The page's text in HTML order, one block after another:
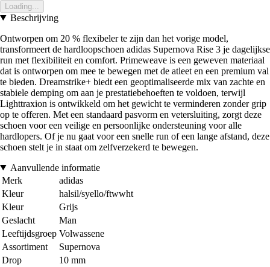
Loading...
Beschrijving
Ontworpen om 20 % flexibeler te zijn dan het vorige model,
transformeert de hardloopschoen adidas Supernova Rise 3 je dagelijkse
run met flexibiliteit en comfort. Primeweave is een geweven materiaal
dat is ontworpen om mee te bewegen met de atleet en een premium val
te bieden. Dreamstrike+ biedt een geoptimaliseerde mix van zachte en
stabiele demping om aan je prestatiebehoeften te voldoen, terwijl
Lighttraxion is ontwikkeld om het gewicht te verminderen zonder grip
op te offeren. Met een standaard pasvorm en vetersluiting, zorgt deze
schoen voor een veilige en persoonlijke ondersteuning voor alle
hardlopers. Of je nu gaat voor een snelle run of een lange afstand, deze
schoen stelt je in staat om zelfverzekerd te bewegen.
Aanvullende informatie
Merk
adidas
Kleur
halsil/syello/ftwwht
Kleur
Grijs
Geslacht
Man
Leeftijdsgroep Volwassene
Assortiment
Supernova
Drop
10 mm